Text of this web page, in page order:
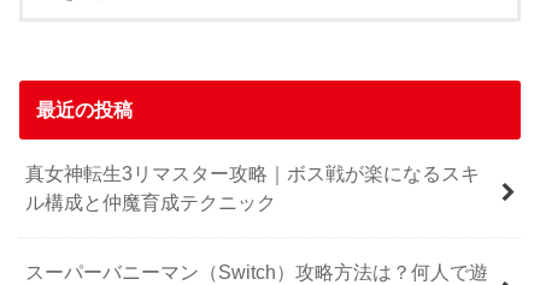
最近の投稿
真女神転生3リマスター攻略｜ボス戦が楽になるスキ
ル構成と仲魔育成テクニック
スーパーバニーマン（Switch）攻略方法は？何人で遊